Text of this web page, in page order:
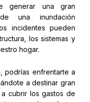
generar una gran
una inundación
incidentes pueden
los sistemas y
hogar.
podrías enfrentarte a
a destinar gran
cubrir los gastos de